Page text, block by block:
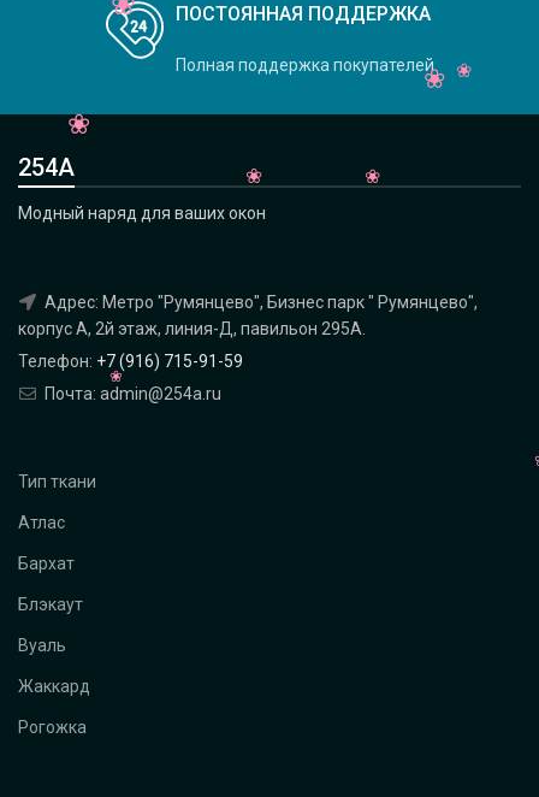
ПОСТОЯННАЯ ПОДДЕРЖКА
Полная поддержка покупателей
254А
Модный наряд для ваших окон
Адрес: Метро "Румянцево", Бизнес парк " Румянцево",
корпус А, 2й этаж, линия-Д, павильон 295A.
Телефон: +7 (916) 715-91-59
Почта: admin@254a.ru
Тип ткани
Атлас
Бархат
Блэкаут
Вуаль
Жаккард
Рогожка